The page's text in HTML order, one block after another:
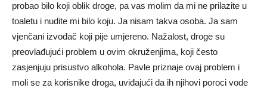
probao bilo koji oblik droge, pa vas molim da mi ne prilazite u
toaletu i nudite mi bilo koju. Ja nisam takva osoba. Ja sam
vjenčani izvođač koji pije umjereno. Nažalost, droge su
preovlađujući problem u ovim okruženjima, koji često
zasjenjuju prisustvo alkohola. Pavle priznaje ovaj problem i
moli se za korisnike droga, uviđajući da ih njihovi poroci vode